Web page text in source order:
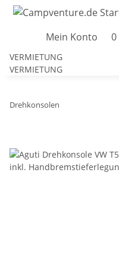
Mein Konto 0
VERMIETUNG
VERMIETUNG
Drehkonsolen